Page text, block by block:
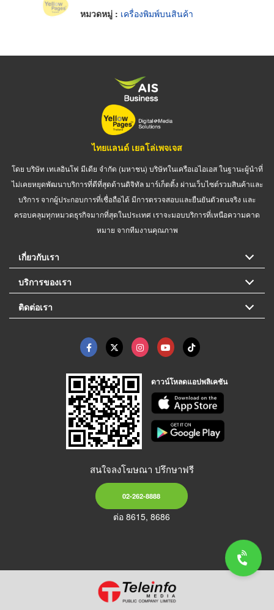
หมวดหมู่ : เครื่องพิมพ์บนสินค้า
ไทยแลนด์ เยลโล่เพจเจส
โดย บริษัท เทเลอินโฟ มีเดีย จำกัด (มหาชน) บริษัทในเครือเอไอเอส ในฐานะผู้นำที่
ไม่เคยหยุดพัฒนาบริการที่ดีที่สุดด้านดิจิทัล มาร์เก็ตติ้ง ผ่านเว็บไซต์รวมสินค้าและ
บริการ จากผู้ประกอบการที่เชื่อถือได้ มีการตรวจสอบและยืนยันตัวตนจริง และ
ครอบคลุมทุกหมวดธุรกิจมากที่สุดในประเทศ เราจะมอบบริการที่เหนือความคาด
หมาย จากทีมงานคุณภาพ
เกี่ยวกับเรา
บริการของเรา
ติดต่อเรา
ดาวน์โหลดแอปพลิเคชัน
สนใจลงโฆษณา ปรึกษาฟรี
02-262-8888
ต่อ 8615, 8686